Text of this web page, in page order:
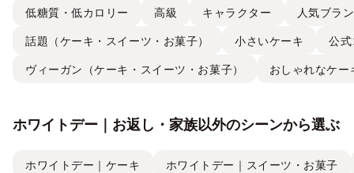
低糖質・低カロリー 高級 キャラクター 人気ブラ
話題（ケーキ・スイーツ・お菓子） 小さいケーキ 公
ヴィーガン（ケーキ・スイーツ・お菓子） おしゃれなケー
ホワイトデー｜お返し・家族以外のシーンから選ぶ
ホワイトデー｜ケーキ ホワイトデー｜スイーツ・お菓子